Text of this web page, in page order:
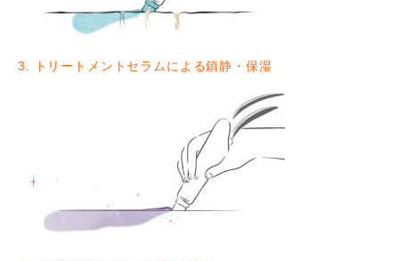
3. トリートメントセラムによる鎮静・保湿